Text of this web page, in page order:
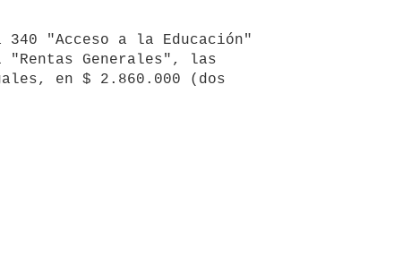
Generales", las
en $ 2.860.000 (dos